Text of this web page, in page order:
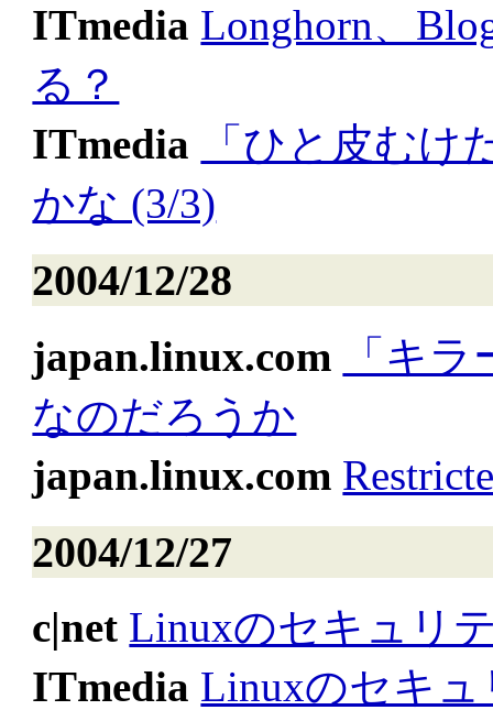
ITmedia Longhorn、
る？
ITmedia
「ひと皮む
かな (3/3)
2004/12/28
japan.linux.com
「キ
なのだろうか
japan.linux.com
2004/12/27
c|net Linuxのセキュリ
ITmedia Linuxのセキ